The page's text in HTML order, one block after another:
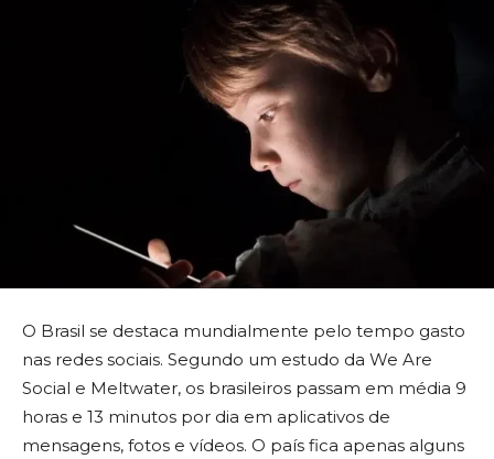
O Brasil se destaca mundialmente pelo tempo gasto
nas redes sociais. Segundo um estudo da We Are
Social e Meltwater, os brasileiros passam em média 9
horas e 13 minutos por dia em aplicativos de
mensagens, fotos e vídeos. O país fica apenas alguns